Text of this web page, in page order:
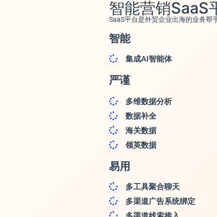
智能营销SaaS
SaaS平台是外贸企业出海的业务帮
智能
集成AI智能体
严谨
多维数据分析
数据补全
海关数据
领英数据
易用
多工具聚合聊天
多渠道广告系统绑定